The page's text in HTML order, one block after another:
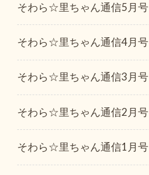
そわら☆里ちゃん通信5月号
そわら☆里ちゃん通信4月号
そわら☆里ちゃん通信3月号
そわら☆里ちゃん通信2月号
そわら☆里ちゃん通信1月号